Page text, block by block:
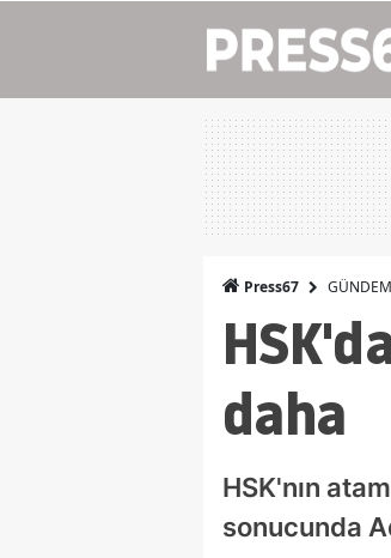
Press67 GÜNDEM
daha
HSK'nın
sonucunda